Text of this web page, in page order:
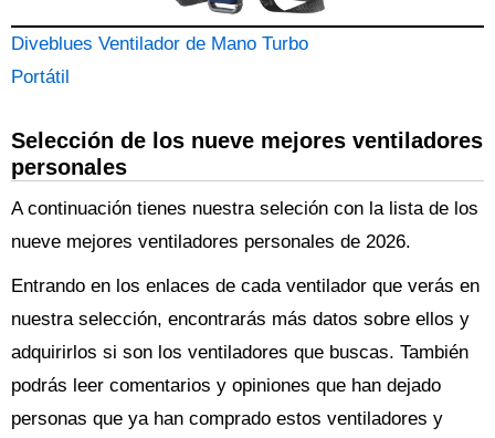
Diveblues Ventilador de Mano Turbo
Portátil
Selección de los nueve mejores ventiladores
personales
A continuación tienes nuestra seleción con la lista de los
nueve mejores ventiladores personales de 2026.
Entrando en los enlaces de cada ventilador que verás en
nuestra selección, encontrarás más datos sobre ellos y
adquirirlos si son los ventiladores que buscas. También
podrás leer comentarios y opiniones que han dejado
personas que ya han comprado estos ventiladores y